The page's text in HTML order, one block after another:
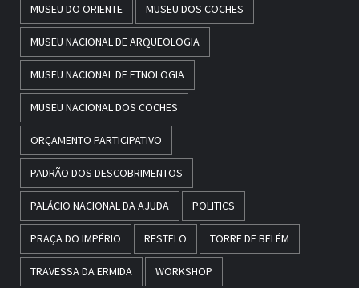
MUSEU DO ORIENTE MUSEU DOS COCHES
MUSEU NACIONAL DE ARQUEOLOGIA
MUSEU NACIONAL DE ETNOLOGIA
MUSEU NACIONAL DOS COCHES
ORÇAMENTO PARTICIPATIVO
PADRÃO DOS DESCOBRIMENTOS
PALÁCIO NACIONAL DA AJUDA POLITICS
PRAÇA DO IMPÉRIO RESTELO TORRE DE BELÉM
TRAVESSA DA ERMIDA WORKSHOP